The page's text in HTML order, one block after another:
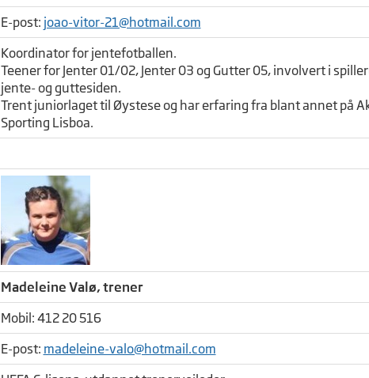
E-post: joao-vitor-21@hotmail.com
Koordinator for jentefotballen.
Teener for Jenter 01/02, Jenter 03 og Gutter 05, involvert i
jente- og guttesiden.
Trent juniorlaget til Øystese og har erfaring fra blant annet på
Sporting Lisboa.
Madeleine Valø, trener
Mobil: 412 20 516
E-post: madeleine-valo@hotmail.com